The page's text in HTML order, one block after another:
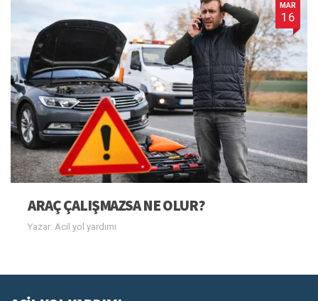
MAR
16
ARAÇ ÇALIŞMAZSA NE OLUR?
Yazar: Acil yol yardımı